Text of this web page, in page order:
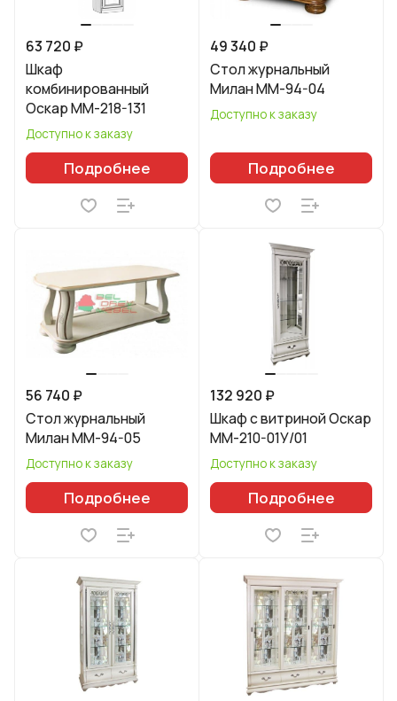
63 720 ₽
Шкаф
комбинированный
Оскар ММ-218-131
Доступно к заказу
Подробнее
49 340 ₽
Стол журнальный
Милан ММ-94-04
Доступно к заказу
Подробнее
56 740 ₽
Стол журнальный
Милан ММ-94-05
Доступно к заказу
Подробнее
132 920 ₽
Шкаф с витриной Оскар
ММ-210-01У/01
Доступно к заказу
Подробнее